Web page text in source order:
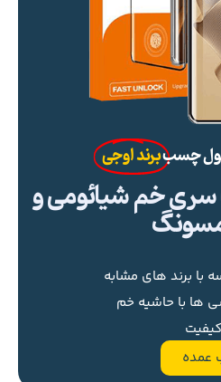
چسببرند اوجی
خم شیائومی و
با برند های مشابه
ها با حاشیه خم
عمده